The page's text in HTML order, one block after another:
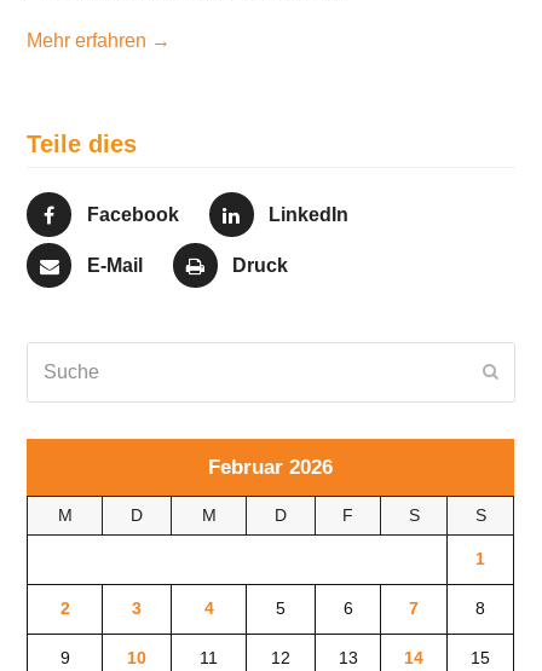
Mehr erfahren →
Teile dies
Facebook LinkedIn
E-Mail Druck
Februar 2026
M D M D F S S
1
2 3 4 5 6 7 8
9 10 11 12 13 14 15